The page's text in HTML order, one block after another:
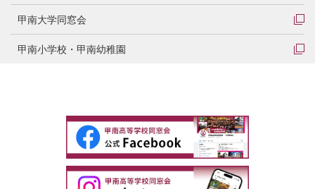
甲南大学同窓会
甲南小学校・甲南幼稚園